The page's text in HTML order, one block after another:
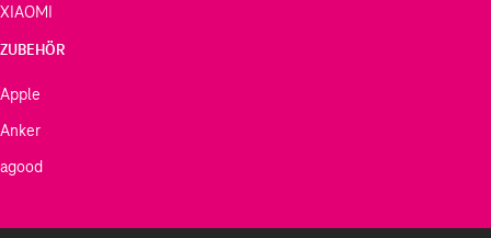
XIAOMI
ZUBEHÖR
Apple
Anker
agood